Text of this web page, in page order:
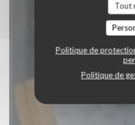
Tout
Politique de
Politique de